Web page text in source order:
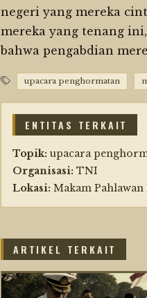
negeri yang mereka
mereka yang tenang
bahwa pengabdian
upacara penghormatan
ENTITAS TERKAIT
Topik: upacara
Organisasi: TNI
Lokasi: Makam
ARTIKEL TERKAIT